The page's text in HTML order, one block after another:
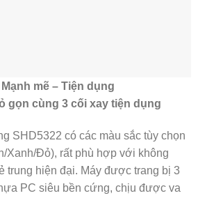
mẽ – Tiện dụng
gọn cùng 3 cối xay tiện dụng
SHD5322 có các màu sắc tùy chọn
Xanh/Đỏ), rất phù hợp với không
trung hiện đại. Máy được trang bị 3
PC siêu bền cứng, chịu được va